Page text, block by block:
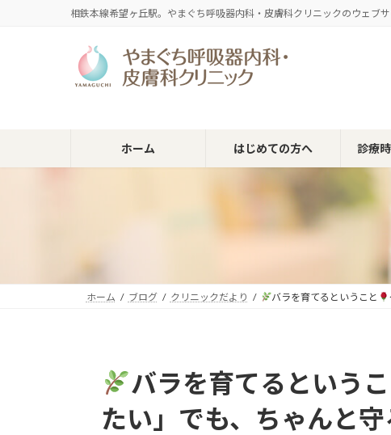
ッ
移
相鉄本線希望ヶ丘駅。やまぐち呼吸器内科・皮膚科クリニックのウェブサ
ホーム はじめての方へ 診療
ホーム ブログ クリニックだより バラを育てるということ
バラを育てるという
たい」でも、ちゃんと